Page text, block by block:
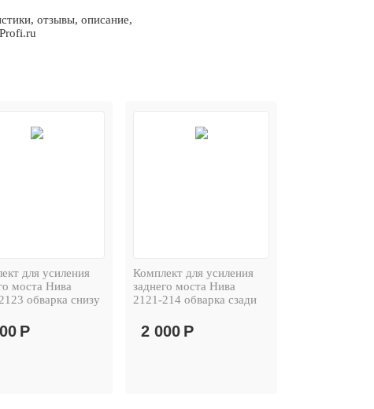
отзывы, описание,
для усиления
моста Нива
обварка снизу
Р
Комплект для усиления
заднего моста Нива
2121-214 обварка сзади
2 000 Р